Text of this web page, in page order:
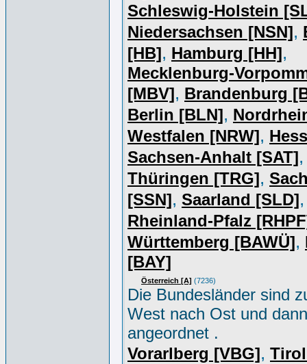
Schleswig-Holstein
Niedersachsen [NSN],
[HB], Hamburg [HH],
Mecklenburg-
[MBV], Brandenburg
Berlin [BLN],
Westfalen [NRW],
Sachsen-Anhalt [SAT],
Thüringen [TRG],
[SSN], Saarland [SLD],
Rheinland-Pfalz
Württemberg [BAWÜ],
[BAY]
Österreich [A] (7236)
Die Bundesländer sind
West nach Ost und
angeordnet .
Vorarlberg [VBG],